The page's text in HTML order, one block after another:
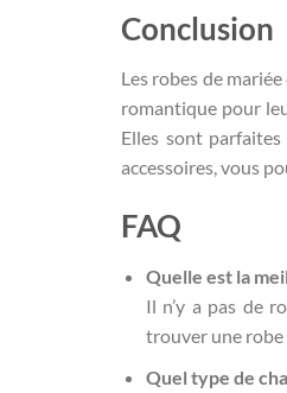
Conclusion
Les robes de
romantique pour
Elles sont
accessoires, vous
FAQ
Quelle est la
Il n’y a pas de
trouver une
Quel type de